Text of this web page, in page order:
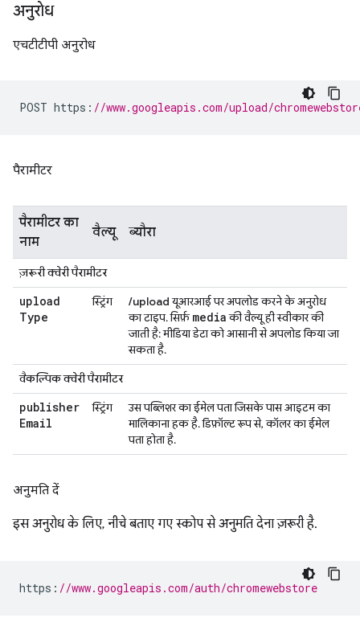
अनुरोध
एचटीटीपी अनुरोध
POST https : //www.googleapis.com/upload/
पैरामीटर
पैरामीटर का
नाम
वैल्यू ब्यौरा
ज़रूरी क्वेरी पैरामीटर
upload
Type
स्ट्रिंग /uploadयूआरआई पर अपलोड करने के अनुरोध
का टाइप. सिर्फ़ mediaकी वैल्यू ही स्वीकार की
जाती है: मीडिया डेटा को आसानी से अपलोड किया जा
सकता है.
वैकल्पिक क्वेरी पैरामीटर
publisher
Email
स्ट्रिंग
उस पब्लिशर का ईमेल पता जिसके पास आइटम का
मालिकाना हक है. डिफ़ॉल्ट रूप से, कॉलर का ईमेल
पता होता है.
अनुमति दें
इस अनुरोध के लिए, नीचे बताए गए स्कोप से अनुमति देना ज़रूरी है.
https : //www.googleapis.com/auth/chromewebstore